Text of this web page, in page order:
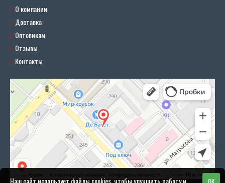
О компании
Доставка
Оптовикам
Отзывы
Контакты
Наш сайт использует файлы cookies, чтобы улучшить работу и